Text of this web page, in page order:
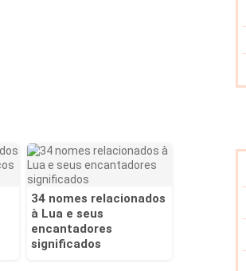
34 nomes relacionados
à Lua e seus
encantadores
significados